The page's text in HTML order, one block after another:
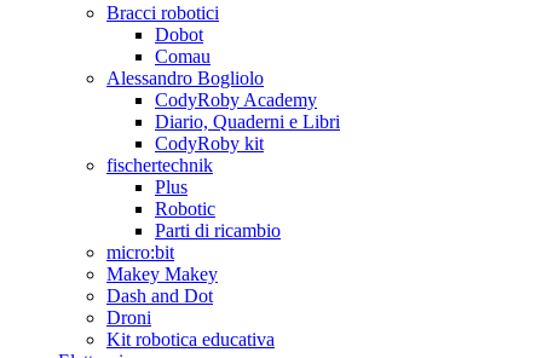
Bracci robotici
Dobot
Comau
Alessandro Bogliolo
CodyRoby Academy
Diario, Quaderni e Libri
CodyRoby kit
fischertechnik
Plus
Robotic
Parti di ricambio
micro:bit
Makey Makey
Dash and Dot
Droni
Kit robotica educativa